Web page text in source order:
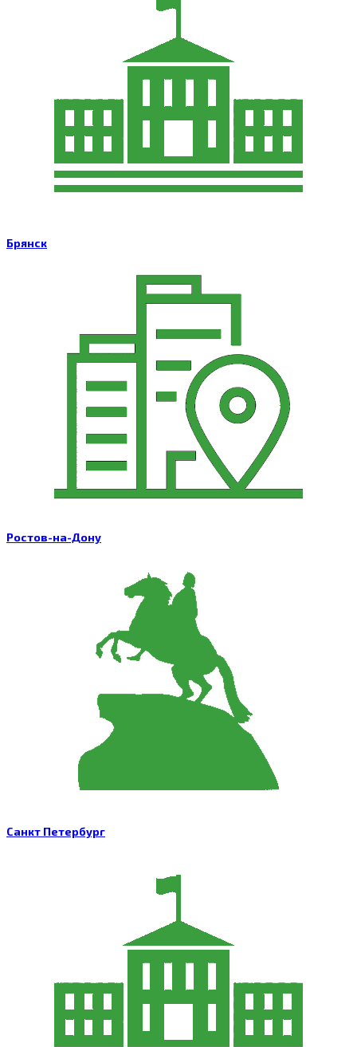
Брянск
Ростов-на-Дону
Санкт Петербург